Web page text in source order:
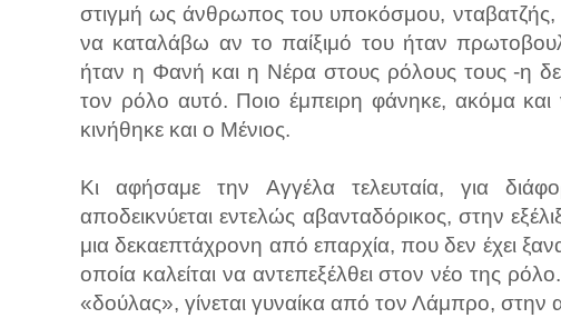
στιγμή ως άνθρωπος του υποκόσμου,
να καταλάβω αν το παίξιμό του ήταν
ήταν η Φανή και η Νέρα στους ρόλους τους -η
τον ρόλο αυτό. Ποιο έμπειρη φάνηκε, ακόμα
κινήθηκε και ο Μένιος.
Κι αφήσαμε την Αγγέλα τελευταία, για
αποδεικνύεται εντελώς αβανταδόρικος, στην
μια δεκαεπτάχρονη από επαρχία, που δεν έχει
οποία καλείται να αντεπεξέλθει στον νέο της
«δούλας», γίνεται γυναίκα από τον Λάμπρο, στην